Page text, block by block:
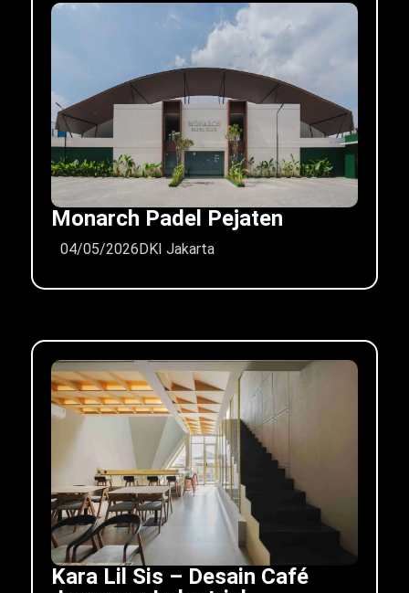
Monarch Padel Pejaten
04/05/2026 DKI Jakarta
Kara Lil Sis – Desain Café